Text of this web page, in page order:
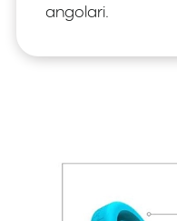
angolari.